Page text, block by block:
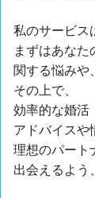
私のサービス
まずはあな
関する悩みや
その上で、
効率的な婚活
アドバイスや
理想のパート
出会えるよう